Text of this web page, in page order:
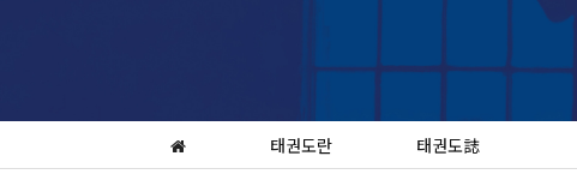
태권도란 태권도誌